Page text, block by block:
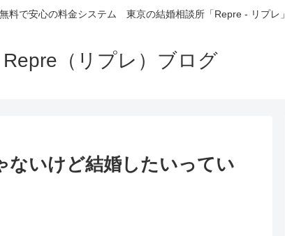
料で安心の料金システム 東京の結婚相談所「Repre - リプレ」
Repre（リプレ）ブログ
ないけど結婚したいってい